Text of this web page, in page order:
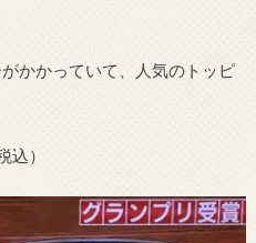
かかっていて、人気のトッピ
）